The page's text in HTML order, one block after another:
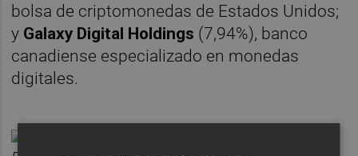
bolsa de criptomonedas de Estados Unidos;
y Galaxy Digital Holdings (7,94%), banco
canadiense especializado en monedas
digitales.